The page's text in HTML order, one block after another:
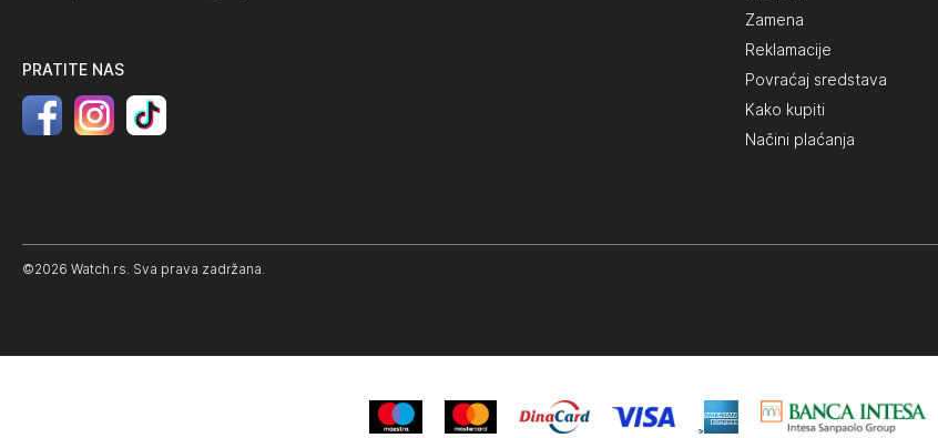
PRATITE NAS
Zamena
Reklamacije
Povraćaj sredstava
Kako kupiti
Načini plaćanja
©2026 Watch.rs. Sva prava zadržana.